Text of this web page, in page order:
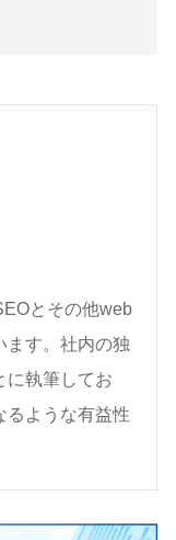
とその他web
ます。社内の独
に執筆してお
るような有益性